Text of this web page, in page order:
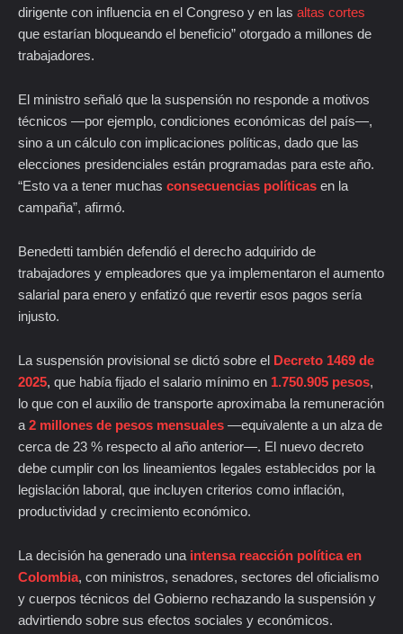
dirigente con influencia en el Congreso y en las altas cortes
que estarían bloqueando el beneficio” otorgado a millones de
trabajadores.
El ministro señaló que la suspensión no responde a motivos
técnicos —por ejemplo, condiciones económicas del país—,
sino a un cálculo con implicaciones políticas, dado que las
elecciones presidenciales están programadas para este año.
“Esto va a tener muchas consecuencias políticas en la
campaña”, afirmó.
Benedetti también defendió el derecho adquirido de
trabajadores y empleadores que ya implementaron el aumento
salarial para enero y enfatizó que revertir esos pagos sería
injusto.
La suspensión provisional se dictó sobre el Decreto 1469 de
2025, que había fijado el salario mínimo en 1.750.905 pesos,
lo que con el auxilio de transporte aproximaba la remuneración
a2 millones de pesos mensuales —equivalente a un alza de
cerca de 23 % respecto al año anterior—. El nuevo decreto
debe cumplir con los lineamientos legales establecidos por la
legislación laboral, que incluyen criterios como inflación,
productividad y crecimiento económico.
La decisión ha generado una intensa reacción política en
Colombia, con ministros, senadores, sectores del oficialismo
y cuerpos técnicos del Gobierno rechazando la suspensión y
advirtiendo sobre sus efectos sociales y económicos.